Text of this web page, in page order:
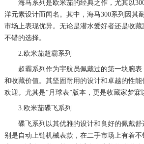
海马系列是欧米茄的经典之作，尤其以
洋元素设计而闻名。其中，海马300系列因其
市场上表现优异。无论是潜水爱好者还是收
不错的选择。
2.欧米茄超霸系列
超霸系列作为宇航员佩戴过的第一块腕表
和收藏价值。其坚固耐用的设计和卓越的性
欢迎。尤其是“月球表”版本，更是收藏家梦寐
3.欧米茄碟飞系列
碟飞系列以其优雅的设计和良好的佩戴舒
别是自动上链机械表款，在二手市场上有着